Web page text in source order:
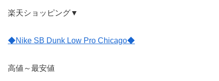
楽天ショッピング▼
◆Nike SB Dunk Low Pro Chicago◆
高値～最安値